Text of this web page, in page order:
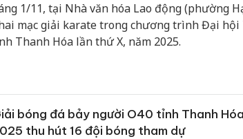
1/11, tại Nhà văn hóa Lao động (phường
mạc giải karate trong chương trình Đại hội
Thanh Hóa lần thứ X, năm 2025.
bóng đá bảy người O40 tỉnh Thanh
thu hút 16 đội bóng tham dự